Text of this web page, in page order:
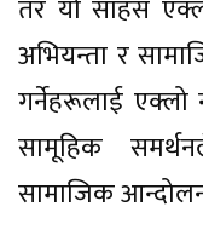
तर यो साहस
अभियन्ता र
गर्नेहरूलाई एक्लो
सामूहिक
सामाजिक